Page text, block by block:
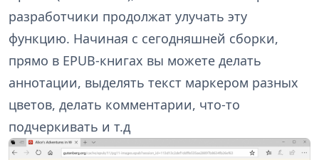
разработчики продолжат улучать эту
функцию. Начиная с сегодняшней сборки,
прямо в EPUB-книгах вы можете делать
аннотации, выделять текст маркером разных
цветов, делать комментарии, что-то
подчеркивать и т.д